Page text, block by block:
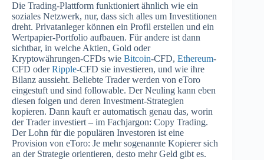
Die Trading-Plattform funktioniert ähnlich wie ein
soziales Netzwerk, nur, dass sich alles um Investitionen
dreht. Privatanleger können ein Profil erstellen und ein
Wertpapier-Portfolio aufbauen. Für andere ist dann
sichtbar, in welche Aktien, Gold oder
Kryptowährungen-CFDs wie Bitcoin-CFD, Ethereum-
CFD oderRipple-CFD sie investieren, und wie ihre
Bilanz aussieht. Beliebte Trader werden von eToro
eingestuft und sind followable. Der Neuling kann eben
diesen folgen und deren Investment-Strategien
kopieren. Dann kauft er automatisch genau das, worin
der Trader investiert – im Fachjargon: Copy Trading.
Der Lohn für die populären Investoren ist eine
Provision von eToro: Je mehr sogenannte Kopierer sich
an der Strategie orientieren, desto mehr Geld gibt es.